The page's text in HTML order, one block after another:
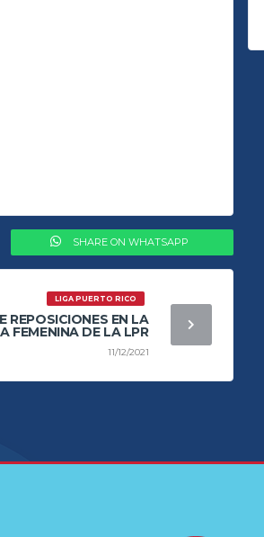
SHARE ON WHATSAPP
LIGA PUERTO RICO
REPOSICIONES EN LA
FEMENINA DE LA LPR
11/12/2021